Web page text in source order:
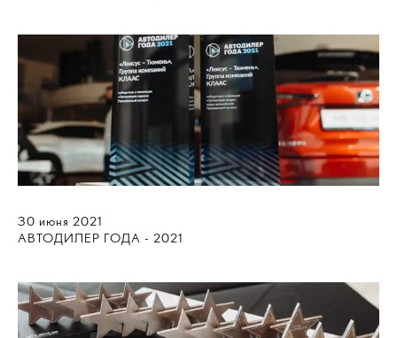
30 июня 2021
АВТОДИЛЕР ГОДА - 2021